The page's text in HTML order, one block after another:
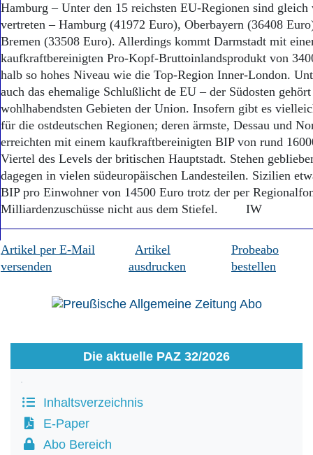
Archiv
Mediadaten
Kontakt
Impressum
Datenschutz
Hamburg – Unter den 15 reichsten EU-Regionen sind gleich
vertreten – Hamburg (41972 Euro), Oberbayern (36408
Bremen (33508 Euro). Allerdings kommt Darmstadt mit
kaufkraftbereinigten Pro-Kopf-Bruttoinlandsprodukt von
halb so hohes Niveau wie die Top-Region Inner-London.
auch das ehemalige Schlußlicht de EU – der Südosten
wohlhabendsten Gebieten der Union. Insofern gibt es
für die ostdeutschen Regionen; deren ärmste, Dessau und
erreichten mit einem kaufkraftbereinigten BIP von rund
Viertel des Levels der britischen Hauptstadt. Stehen
dagegen in vielen südeuropäischen Landesteilen. Sizilien
BIP pro Einwohner von 14500 Euro trotz der per
Milliardenzuschüsse nicht aus dem Stiefel. IW
Artikel per E-Mail
versenden
Artikel
ausdrucken
Probeabo
bestellen
Die aktuelle PAZ 32/2026
Inhaltsverzeichnis
E-Paper
Abo Bereich